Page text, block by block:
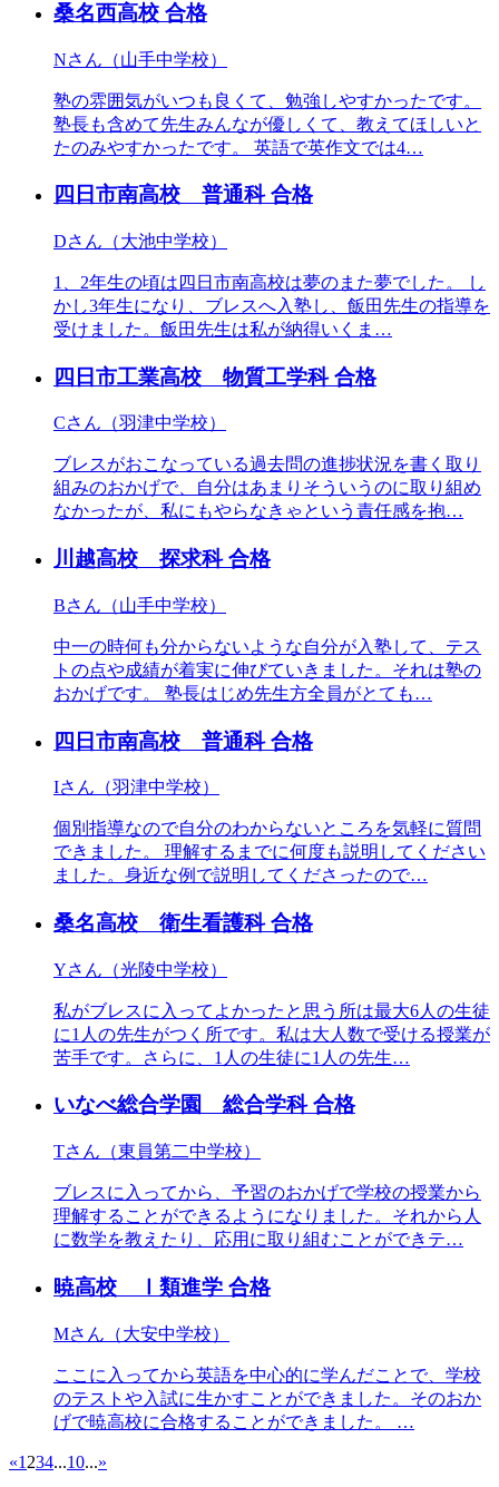
桑名西高校 合格
Nさん（山手中学校）
塾の雰囲気がいつも良くて、勉強しやすかったです。
塾長も含めて先生みんなが優しくて、教えてほしいと
たのみやすかったです。 英語で英作文では4…
四日市南高校 普通科合格
Dさん（大池中学校）
1、2年生の頃は四日市南高校は夢のまた夢でした。 し
かし3年生になり、ブレスへ入塾し、飯田先生の指導を
受けました。飯田先生は私が納得いくま…
四日市工業高校 物質工学科合格
Cさん（羽津中学校）
ブレスがおこなっている過去問の進捗状況を書く取り
組みのおかげで、自分はあまりそういうのに取り組め
なかったが、私にもやらなきゃという責任感を抱…
川越高校 探求科合格
Bさん（山手中学校）
中一の時何も分からないような自分が入塾して、テス
トの点や成績が着実に伸びていきました。それは塾の
おかげです。 塾長はじめ先生方全員がとても…
四日市南高校 普通科合格
Iさん（羽津中学校）
個別指導なので自分のわからないところを気軽に質問
できました。 理解するまでに何度も説明してください
ました。身近な例で説明してくださったので…
桑名高校 衛生看護科合格
Yさん（光陵中学校）
私がブレスに入ってよかったと思う所は最大6人の生徒
に1人の先生がつく所です。私は大人数で受ける授業が
苦手です。さらに、1人の生徒に1人の先生…
いなべ総合学園 総合学科合格
Tさん（東員第二中学校）
ブレスに入ってから、予習のおかげで学校の授業から
理解することができるようになりました。それから人
に数学を教えたり、応用に取り組むことができテ…
暁高校 Ⅰ類進学 合格
Mさん（大安中学校）
ここに入ってから英語を中心的に学んだことで、学校
のテストや入試に生かすことができました。そのおか
げで暁高校に合格することができました。 …
«1 234...10...»